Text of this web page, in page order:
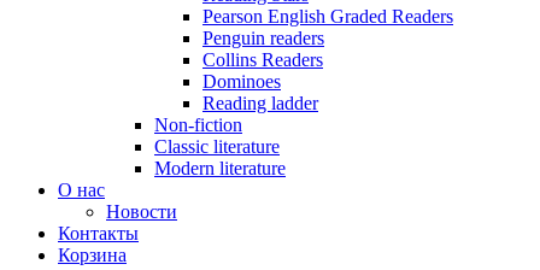
Pearson English Graded Readers
Penguin readers
Collins Readers
Dominoes
Reading ladder
Non-fiction
Classic literature
Modern literature
О нас
Новости
Контакты
Корзина